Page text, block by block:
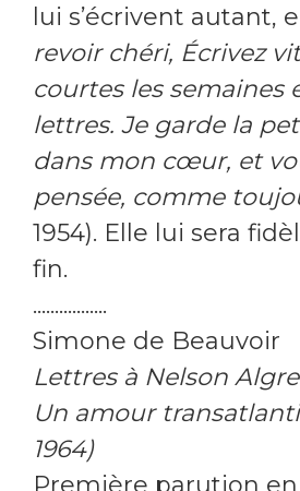
lui s’écrivent autant,
revoir chéri, Écrivez
courtes les semaines
lettres. Je garde la
dans mon cœur, et
pensée, comme
1954). Elle lui sera
fin.
.................
Simone de Beauvoir
Lettres à Nelson
Un amour
1964)
Première parution en